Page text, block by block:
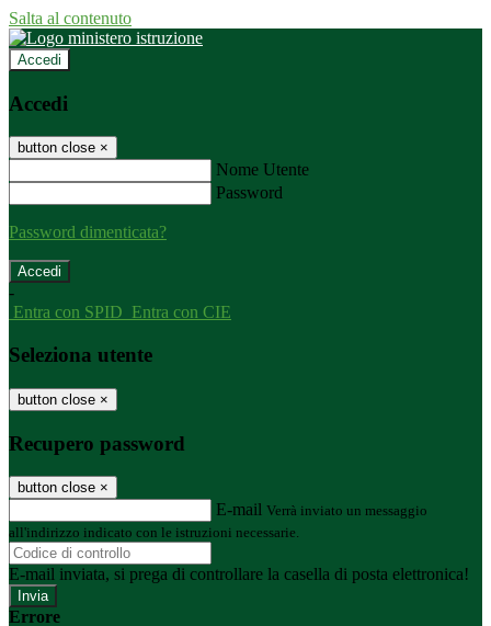
Salta al contenuto
Accedi
Accedi
button close ×
Nome Utente
Password
Password dimenticata?
-
Entra con SPID Entra con CIE
Seleziona utente
button close ×
Recupero password
button close ×
E-mail Verrà inviato un messaggio
all'indirizzo indicato con le istruzioni necessarie.
E-mail inviata, si prega di controllare la casella di posta elettronica!
Errore